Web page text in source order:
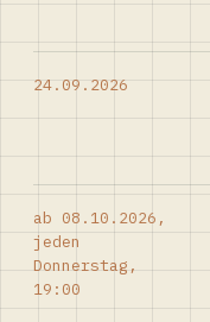
24.09.2026
ab 08.10.2026,
jeden
Donnerstag,
19:00